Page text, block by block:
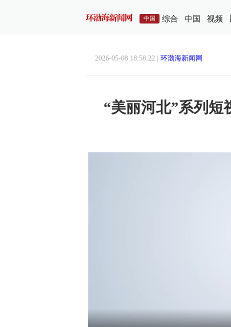
中国 综合 中国 视频
2026-05-08 18:58:22 | 环渤海新闻网
“美丽河北”系列